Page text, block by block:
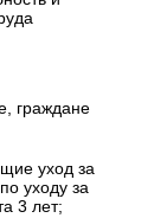
граждане
уход за
уходу за
3 лет;